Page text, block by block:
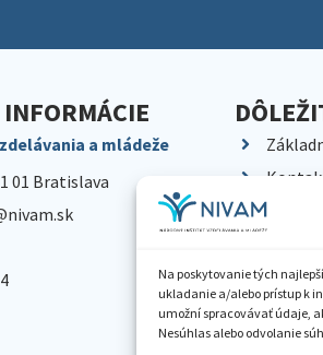
Na poskytovanie tých
ukladanie a/alebo prístup k
umožní spracovávať údaje,
Nesúhlas alebo odvolanie
a mládeže
01 Bratislava
Kariéra